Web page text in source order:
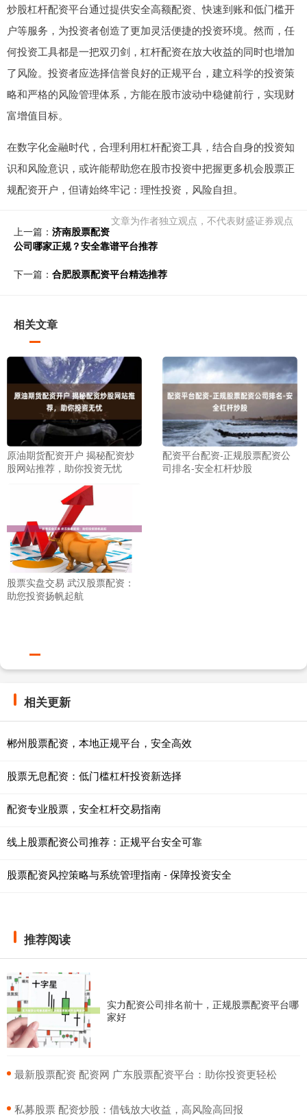
炒股杠杆配资平台通过提供安全高额配资、快速到账和低门槛开
户等服务，为投资者创造了更加灵活便捷的投资环境。然而，任
何投资工具都是一把双刃剑，杠杆配资在放大收益的同时也增加
了风险。投资者应选择信誉良好的正规平台，建立科学的投资策
略和严格的风险管理体系，方能在股市波动中稳健前行，实现财
富增值目标。
在数字化金融时代，合理利用杠杆配资工具，结合自身的投资知
识和风险意识，或许能帮助您在股市投资中把握更多机会股票正
规配资开户，但请始终牢记：理性投资，风险自担。
文章为作者独立观点，不代表财盛证券观点
上一篇： 济南股票配资
公司哪家正规？安全靠谱平台推荐
下一篇： 合肥股票配资平台精选推荐
相关文章
原油期货配资开户 揭秘配资炒
股网站推荐，助你投资无忧
配资平台配资-正规股票配资公
司排名-安全杠杆炒股
股票实盘交易 武汉股票配资：
助您投资扬帆起航
相关更新
郴州股票配资，本地正规平台，安全高效
股票无息配资：低门槛杠杆投资新选择
配资专业股票，安全杠杆交易指南
线上股票配资公司推荐：正规平台安全可靠
股票配资风控策略与系统管理指南 - 保障投资安全
推荐阅读
实力配资公司排名前十，正规股票配资平台哪
家好
​最新股票配资 配资网 广东股票配资平台：助你投资更轻松
​私募股票 配资炒股：借钱放大收益，高风险高回报